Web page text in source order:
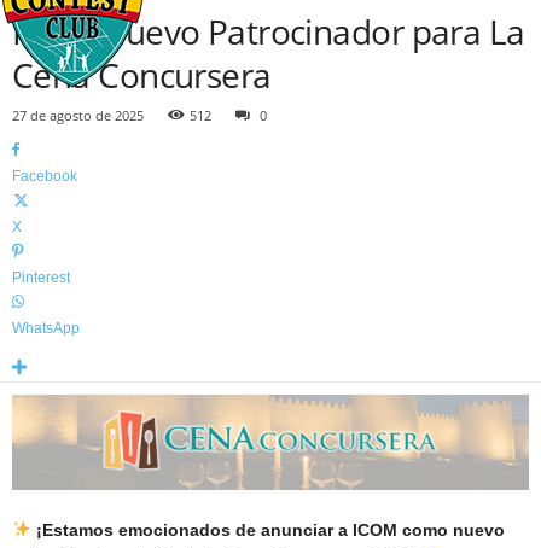
ICOM nuevo Patrocinador para La
Cena Concursera
27 de agosto de 2025 512 0
Facebook
X
Pinterest
WhatsApp
¡Estamos emocionados de anunciar a ICOM como nuevo